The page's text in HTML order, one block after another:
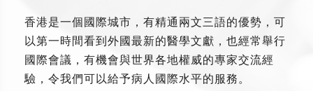
香港是一個國際城市，有精通兩文三語的優勢，可
以第一時間看到外國最新的醫學文獻，也經常舉行
國際會議，有機會與世界各地權威的專家交流經
驗，令我們可以給予病人國際水平的服務。